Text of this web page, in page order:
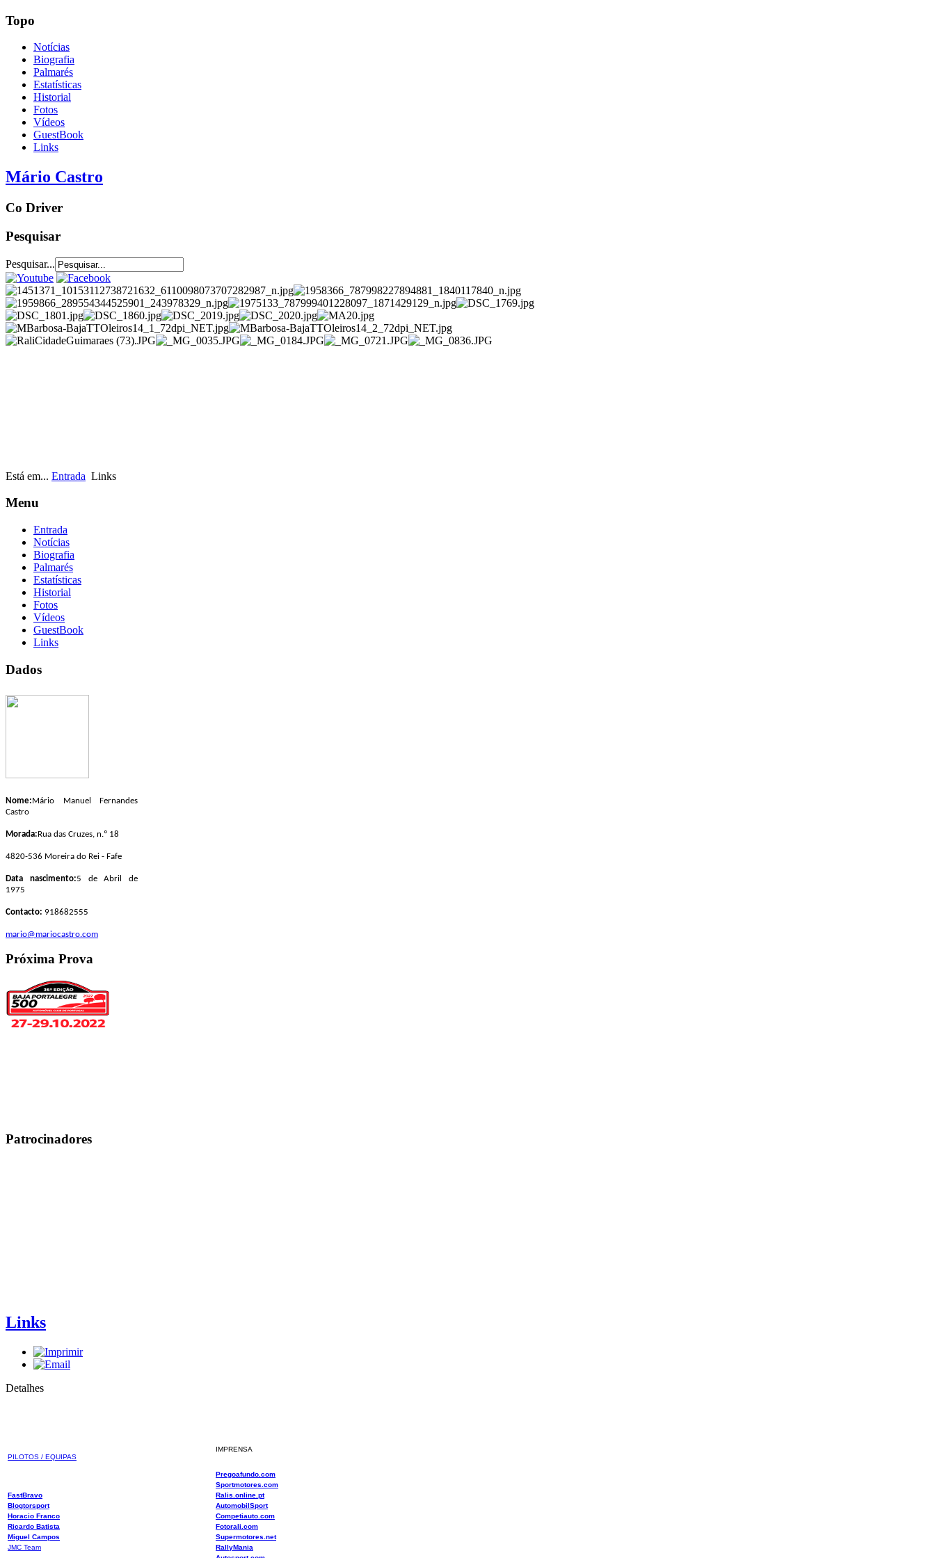
Topo
Notícias
Biografia
Palmarés
Estatísticas
Historial
Fotos
Vídeos
GuestBook
Links
Mário Castro
Co Driver
Pesquisar
Pesquisar...
Está em... Entrada Links
Menu
Entrada
Notícias
Biografia
Palmarés
Estatísticas
Historial
Fotos
Vídeos
GuestBook
Links
Dados
Nome:Mário Manuel Fernandes
Castro
Morada:Rua das Cruzes, n.º 18
4820-536 Moreira do Rei - Fafe
Data nascimento:5 de Abril de
1975
Contacto: 918682555
mario@mariocastro.com
Próxima Prova
Patrocinadores
Links
Detalhes
PILOTOS / EQUIPAS
IMPRENSA
Pregoafundo.com
Sportmotores.com
FastBravo
Ralis.online.pt
Blogtorsport
AutomobilSport
Horacio Franco
Competiauto.com
Ricardo Batista
Fotorali.com
Miguel Campos
Supermotores.net
JMC Team
RallyMania